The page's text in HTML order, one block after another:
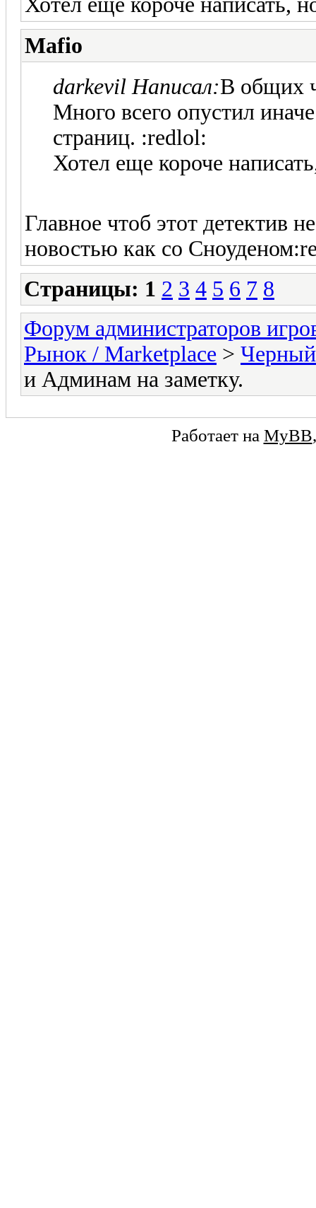
Mafio
darkevil Написал:В общих
Много всего опустил
страниц. :redlol:
Хотел еще короче
Главное чтоб этот детектив
новостью как со
Страницы: 1 2 3 4 5 6 7 8
Форум администраторов
Рынок / Marketplace >
и Админам на заметку.
Работает на MyBB